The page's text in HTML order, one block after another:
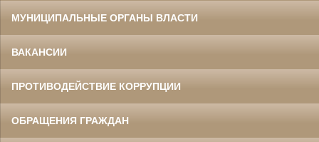
МУНИЦИПАЛЬНЫЕ ОРГАНЫ ВЛАСТИ
ВАКАНСИИ
ПРОТИВОДЕЙСТВИЕ КОРРУПЦИИ
ОБРАЩЕНИЯ ГРАЖДАН